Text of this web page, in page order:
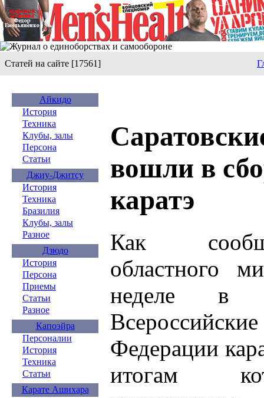
Статей на сайте [17561]
Айкидо
История
Техника
Клубы, залы
Персона
Статьи
Джиу-Джитсу
История
Техника
Бразилия
Клубы, залы
Разное
Дзюдо
История
Персона
Приемы
Статьи
Разное
Капоэйра
Персоналии
История
Техника
Статьи
Карате Ашихара
вошли в
каратэ
Как
областного
неделе в
Федерации
итогам